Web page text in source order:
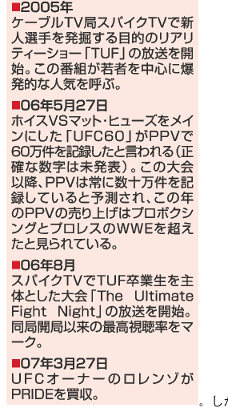
。し